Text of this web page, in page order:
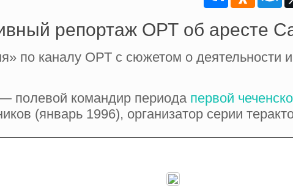
репортаж ОРТ об аресте
по каналу ОРТ с сюжетом о деятельности и
полевой командир периода первой
(январь 1996), организатор серии